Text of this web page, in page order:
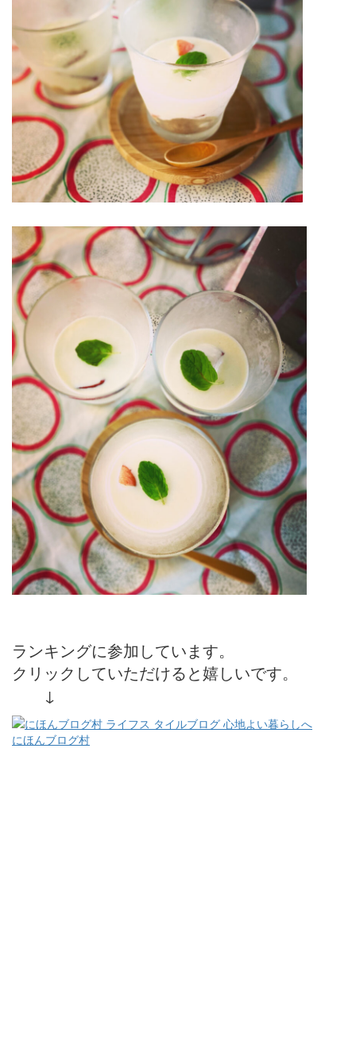
ランキングに参加しています。
クリックしていただけると嬉しいです。
↓
にほんブログ村